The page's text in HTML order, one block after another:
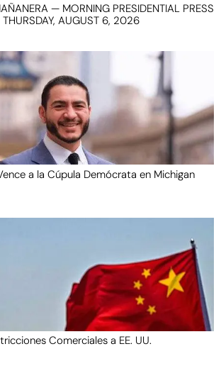
— MORNING PRESIDENTIAL PRESS
AUGUST 6, 2026
a la Cúpula Demócrata en Michigan
Comerciales a EE. UU.